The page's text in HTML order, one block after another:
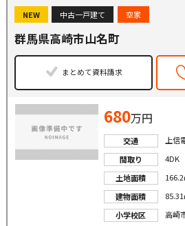
NEW 中古一戸建て 空家
群馬県高崎市山名町
まとめて資料請求
680万円
交通
上
間取り
4DK
土地面積
建物面積
小学校区
高崎